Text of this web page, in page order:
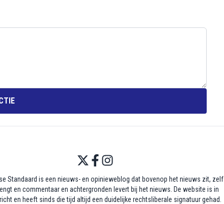
Standaard is een nieuws- en opinieweblog dat bovenop het nieuws zit, zelf
en commentaar en achtergronden levert bij het nieuws. De website is in
en heeft sinds die tijd altijd een duidelijke rechtsliberale signatuur gehad.